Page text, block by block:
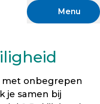
Menu
met onbegrepen
je samen bij